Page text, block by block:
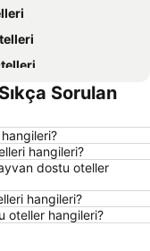
Otelleri
Otelleri
Otelleri
Otelleri
Sorulan
hangileri?
dostu oteller
hangileri?
oteller hangileri?